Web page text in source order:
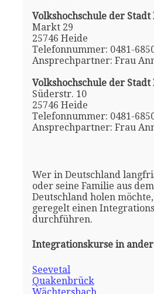
Volkshochschule der Stadt
Markt 29
25746 Heide
Telefonnummer: 0481-
Ansprechpartner: Frau
Volkshochschule der Stadt
Süderstr. 10
25746 Heide
Telefonnummer: 0481-
Ansprechpartner: Frau
Wer in Deutschland
oder seine Familie aus
Deutschland holen
geregelt einen
durchführen.
Integrationskurse in
Seevetal
Quakenbrück
Wächtersbach